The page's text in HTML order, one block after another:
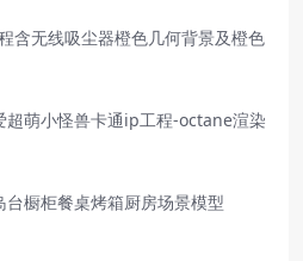
含无线吸尘器橙色几何背景及橙色
超萌小怪兽卡通ip工程-octane渲染
台橱柜餐桌烤箱厨房场景模型